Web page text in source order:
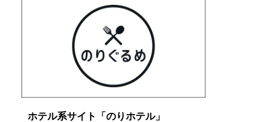
ホテル系サイト「のりホテル」